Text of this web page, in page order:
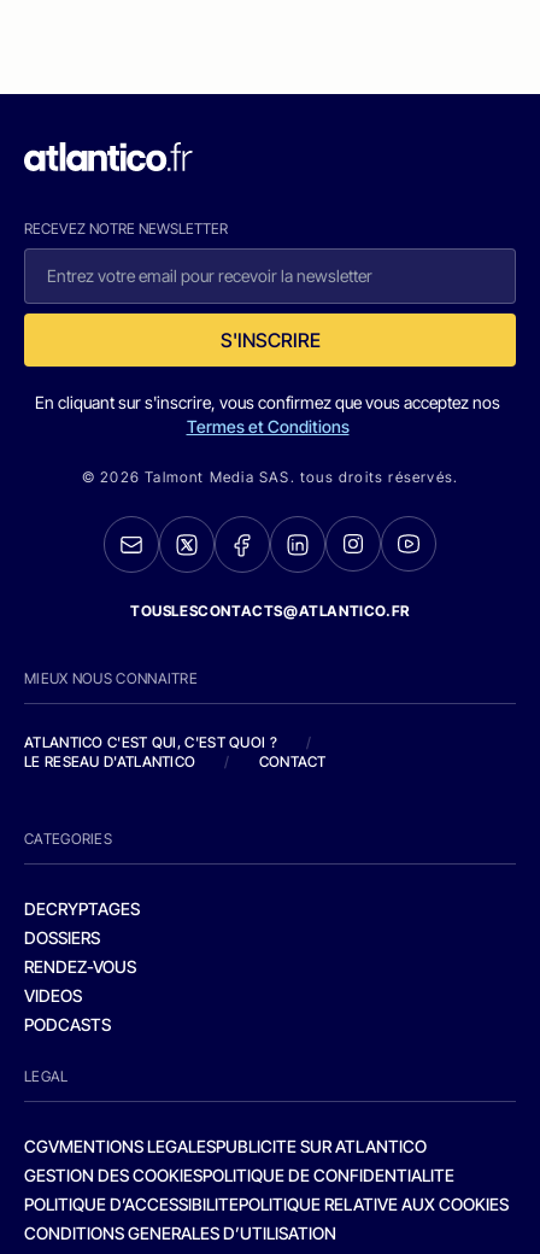
RECEVEZ NOTRE NEWSLETTER
S'INSCRIRE
En cliquant sur s'inscrire, vous confirmez que vous acceptez nos
Termes et Conditions
© 2026 Talmont Media SAS. tous droits réservés.
TOUSLESCONTACTS@ATLANTICO.FR
MIEUX NOUS CONNAITRE
ATLANTICO C'EST QUI, C'EST QUOI ?
/
LE RESEAU D'ATLANTICO
/ CONTACT
CATEGORIES
DECRYPTAGES
DOSSIERS
RENDEZ-VOUS
VIDEOS
PODCASTS
LEGAL
CGVMENTIONS LEGALESPUBLICITE SUR ATLANTICO
GESTION DES COOKIESPOLITIQUE DE CONFIDENTIALITE
POLITIQUE D’ACCESSIBILITEPOLITIQUE RELATIVE AUX COOKIES
CONDITIONS GENERALES D’UTILISATION